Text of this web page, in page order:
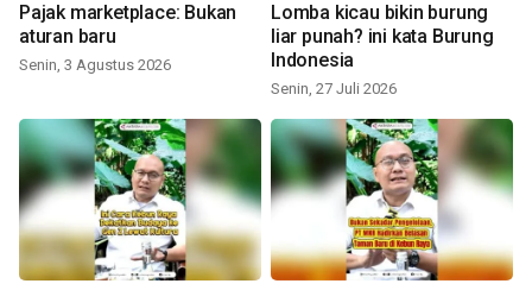
Pajak marketplace: Bukan
aturan baru
Senin, 3 Agustus 2026
Lomba kicau bikin burung
liar punah? ini kata Burung
Indonesia
Senin, 27 Juli 2026